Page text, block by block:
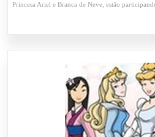
Princesa Ariel e Branca de Neve, estão